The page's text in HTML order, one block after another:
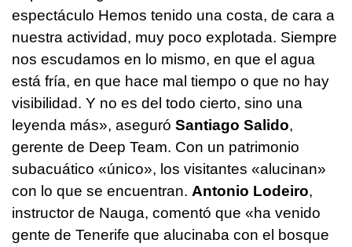
espectáculo Hemos tenido una costa, de cara a
nuestra actividad, muy poco explotada. Siempre
nos escudamos en lo mismo, en que el agua
está fría, en que hace mal tiempo o que no hay
visibilidad. Y no es del todo cierto, sino una
leyenda más», aseguró Santiago Salido,
gerente de Deep Team. Con un patrimonio
subacuático «único», los visitantes «alucinan»
con lo que se encuentran. Antonio Lodeiro,
instructor de Nauga, comentó que «ha venido
gente de Tenerife que alucinaba con el bosque